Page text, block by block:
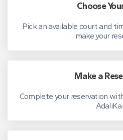
Choose
Pick an available court and
make your
Make a
Complete your reservation